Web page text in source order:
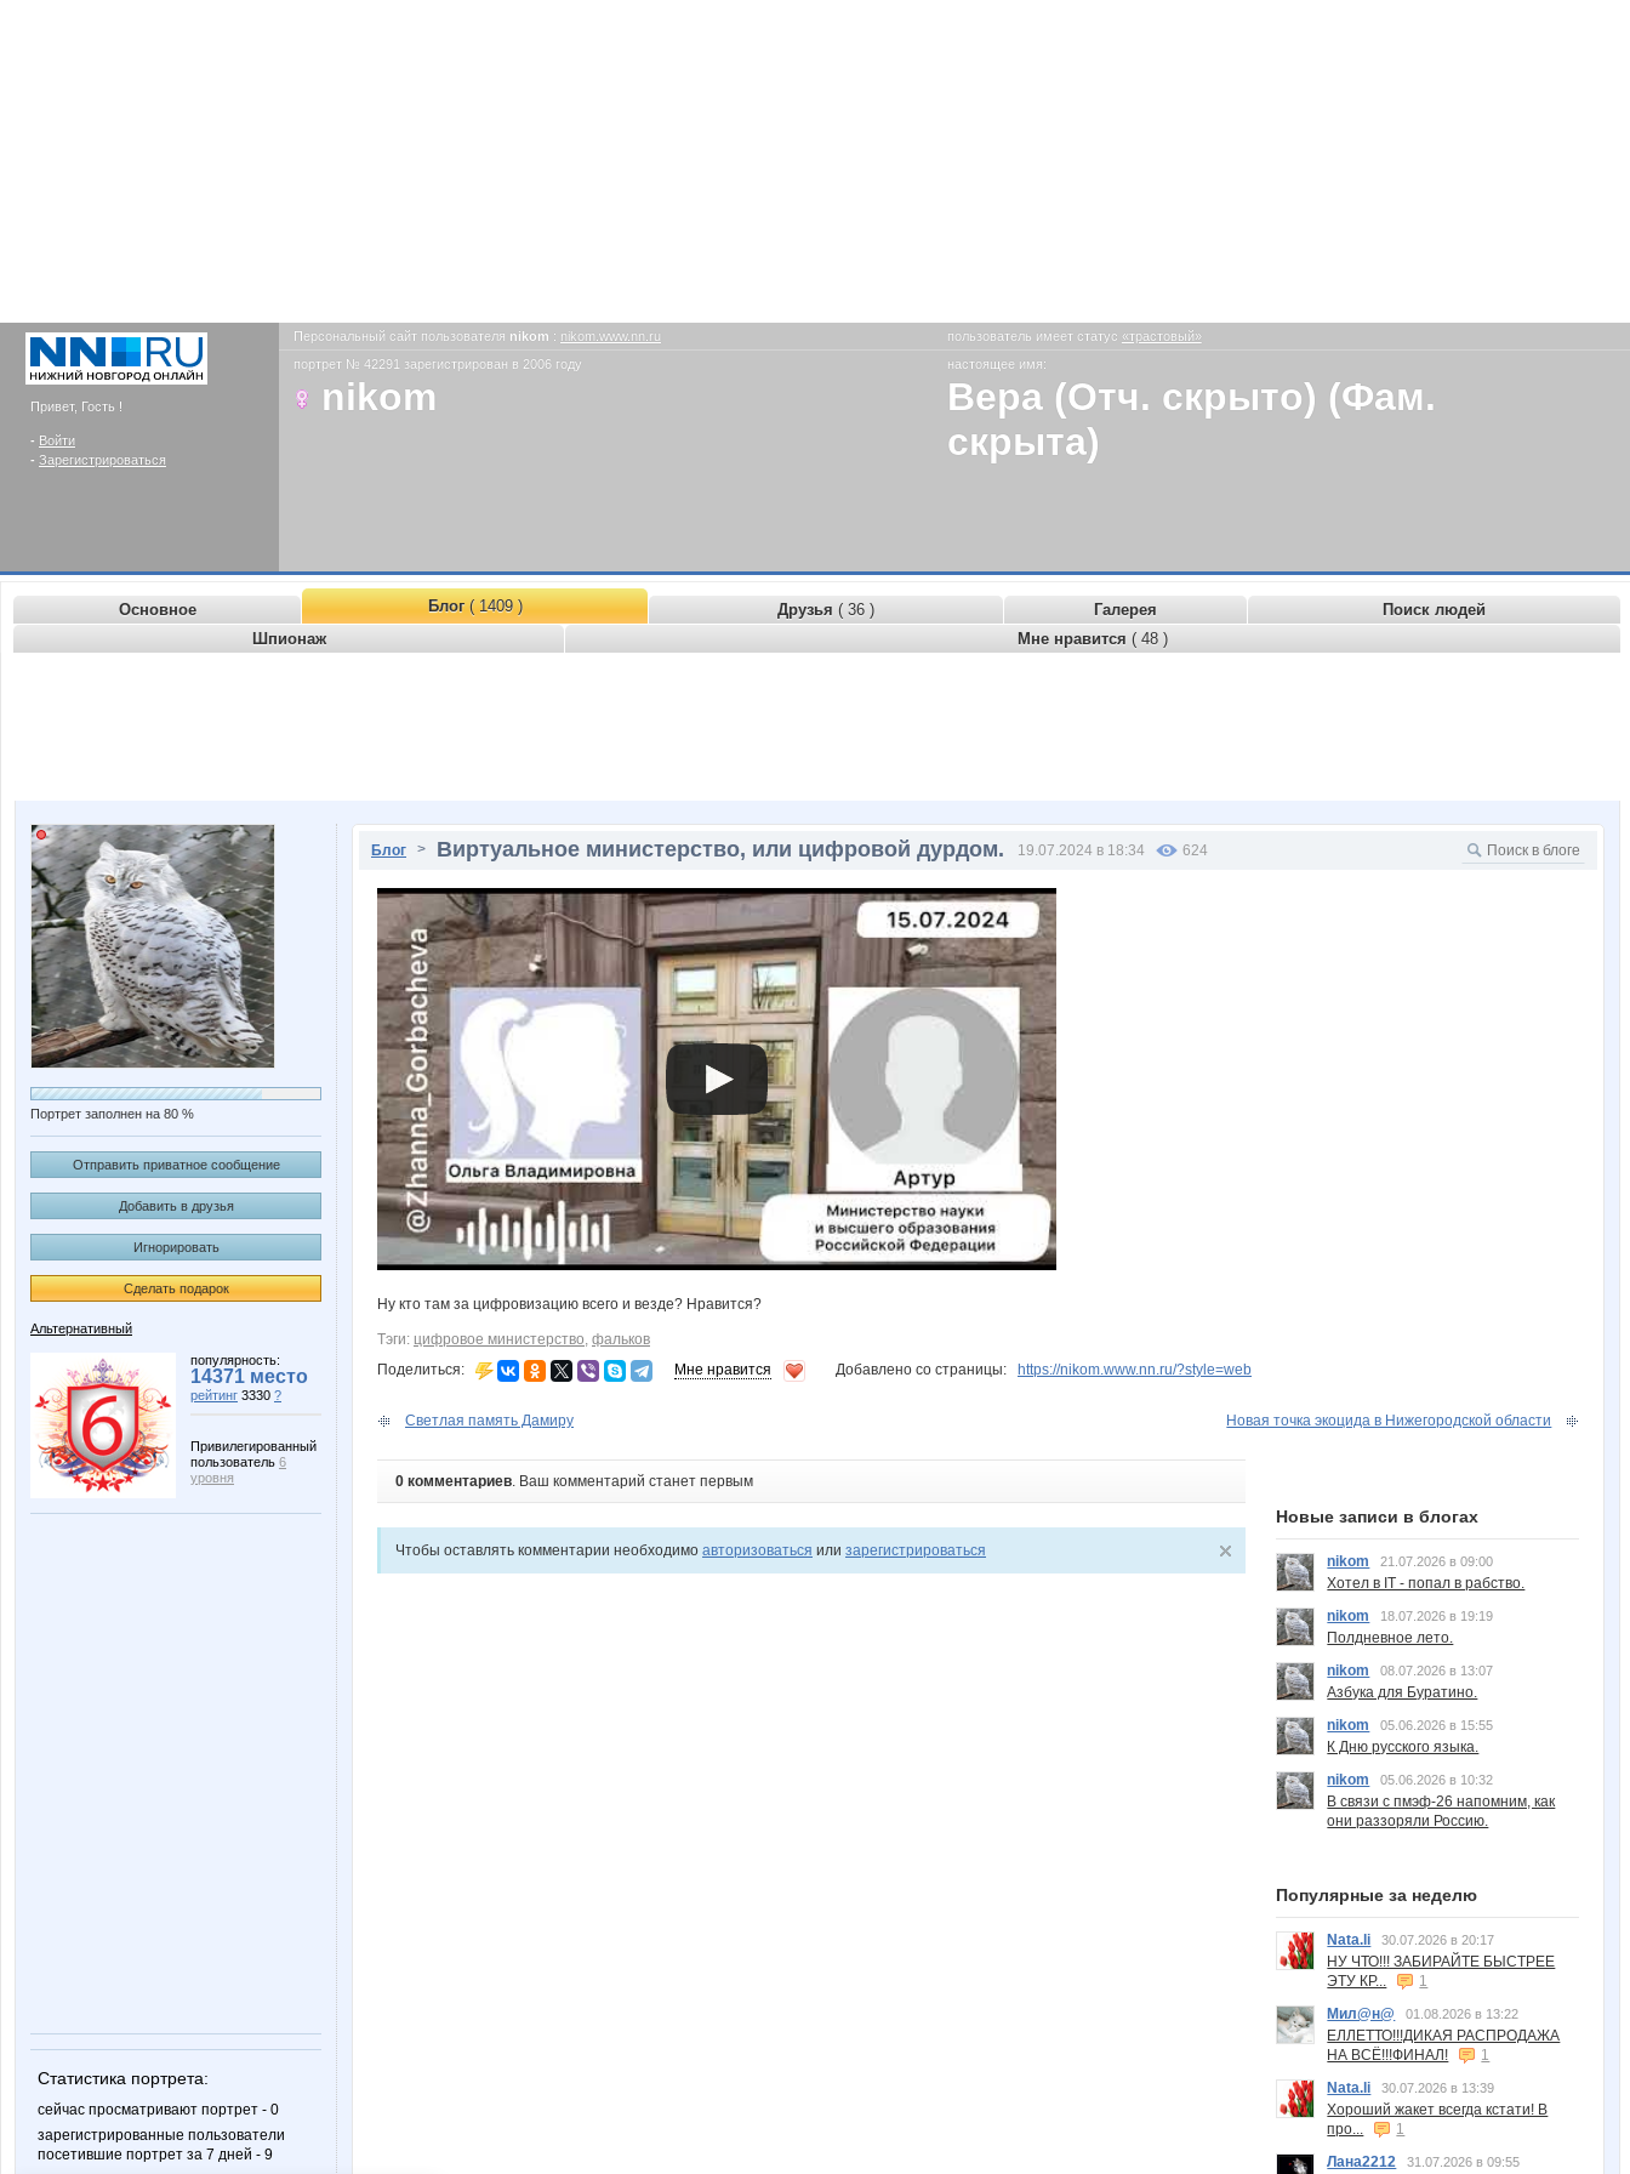
Привет, Гость !
- Войти
- Зарегистрироваться
Персональный сайт пользователя nikom : nikom.www.nn.ru пользователь имеет статус «трастовый»
портрет № 42291 зарегистрирован в 2006 году
nikom
настоящее имя:
Вера (Отч. скрыто) (Фам.
скрыта)
Основное Блог( 1409 ) Друзья ( 36 ) Галерея
Поиск людей
Шпионаж
Мне нравится ( 48 )
Портрет заполнен на 80 %
Отправить приватное сообщение
Добавить в друзья
Игнорировать
Сделать подарок
Альтернативный
популярность:
14371 место
рейтинг 3330 ?
Привилегированный
пользователь 6
уровня
Статистика портрета:
сейчас просматривают портрет - 0
зарегистрированные пользователи
посетившие портрет за 7 дней - 9
Блог > Виртуальное министерство, или цифровой дурдом. 19.07.2024 в 18:34 624
Ну кто там за цифровизацию всего и везде? Нравится?
Тэги: цифровое министерство, фальков
Поделиться:
Мне нравится Добавлено со страницы: https://nikom.www.nn.ru/?style=web
Светлая память Дамиру Новая точка экоцида в Нижегородской области
0 комментариев. Ваш комментарий станет первым
Чтобы оставлять комментарии необходимо авторизоваться или зарегистрироваться
Новые записи в блогах
nikom 21.07.2026 в 09:00
Хотел в IT - попал в рабство.
nikom
18.07.2026 в 19:19
Полдневное лето.
nikom
08.07.2026 в 13:07
Азбука для Буратино.
nikom
05.06.2026 в 15:55
К Дню русского языка.
nikom
05.06.2026 в 10:32
В связи с пмэф-26 напомним, как
они раззоряли Россию.
Популярные за неделю
Nata.li 30.07.2026 в 20:17
НУ ЧТО!!! ЗАБИРАЙТЕ БЫСТРЕЕ
ЭТУ КР...
1
Мил@н@
01.08.2026 в 13:22
ЕЛЛЕТТО!!!ДИКАЯ РАСПРОДАЖА
НА ВСЁ!!!ФИНАЛ!
1
Nata.li
30.07.2026 в 13:39
Хороший жакет всегда кстати! В
про...
1
Лана2212
31.07.2026 в 09:55